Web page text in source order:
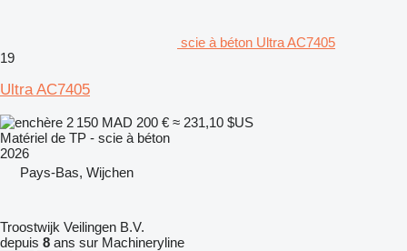
scie à béton Ultra AC7405
19
Ultra AC7405
2 150 MAD 200 € ≈ 231,10 $US
Matériel de TP - scie à béton
2026
Pays-Bas, Wijchen
Troostwijk Veilingen B.V.
depuis 8 ans sur Machineryline